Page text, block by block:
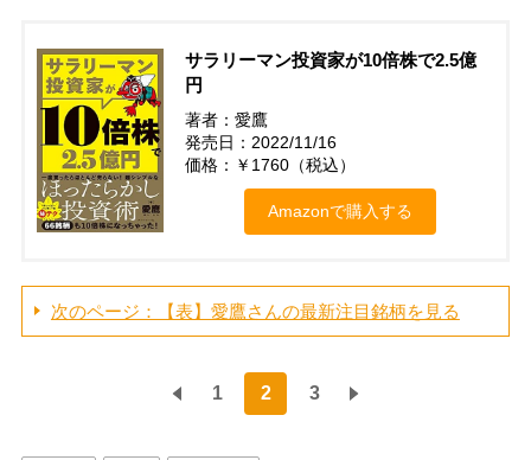
サラリーマン投資家が10倍株で2.5億
円
著者：愛鷹
発売日：2022/11/16
価格：￥1760（税込）
Amazonで購入する
次のページ：【表】愛鷹さんの最新注目銘柄を見る
1 2 3